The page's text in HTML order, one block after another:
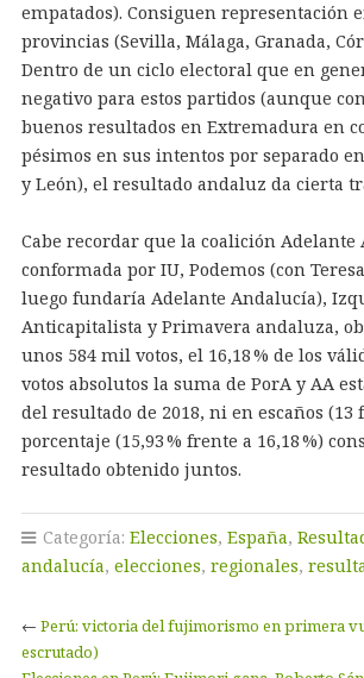
empatados). Consiguen representación
provincias (Sevilla, Málaga, Granada,
Dentro de un ciclo electoral que en
negativo para estos partidos (aunque
buenos resultados en Extremadura en
pésimos en sus intentos por separado
y León), el resultado andaluz da cierta
Cabe recordar que la coalición Adelante
conformada por IU, Podemos (con
luego fundaría Adelante Andalucía),
Anticapitalista y Primavera andaluza,
unos 584 mil votos, el 16,18 % de los
votos absolutos la suma de PorA y AA
del resultado de 2018, ni en escaños (13
porcentaje (15,93 % frente a 16,18 %)
resultado obtenido juntos.
Categoría: Elecciones, España,
andalucía, elecciones, regionales,
← Perú: victoria del fujimorismo en primera
escrutado)